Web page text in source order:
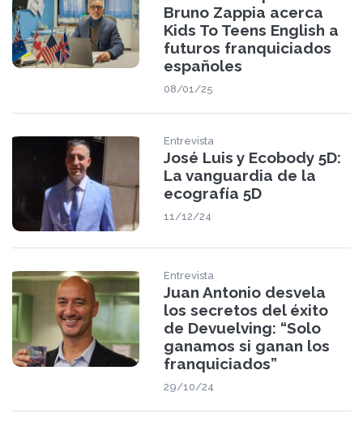
Bruno Zappia acerca
Kids To Teens English a
futuros franquiciados
españoles
08/01/25
Entrevista
José Luis y Ecobody 5D:
La vanguardia de la
ecografía 5D
11/12/24
Entrevista
Juan Antonio desvela
los secretos del éxito
de Devuelving: “Solo
ganamos si ganan los
franquiciados”
29/10/24